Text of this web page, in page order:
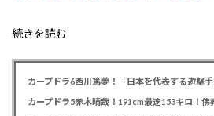
続きを読む